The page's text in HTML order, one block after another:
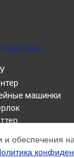
машинки
обеспечения